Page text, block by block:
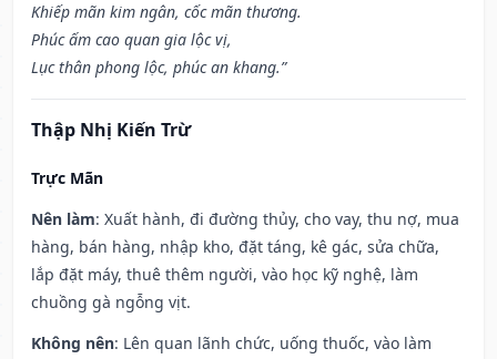
Khiếp mãn kim ngân, cốc mãn thương.
Phúc ấm cao quan gia lộc vị,
Lục thân phong lộc, phúc an khang.”
Thập Nhị Kiến Trừ
Trực Mãn
Nên làm: Xuất hành, đi đường thủy, cho vay, thu nợ, mua
hàng, bán hàng, nhập kho, đặt táng, kê gác, sửa chữa,
lắp đặt máy, thuê thêm người, vào học kỹ nghệ, làm
chuồng gà ngỗng vịt.
Không nên: Lên quan lãnh chức, uống thuốc, vào làm